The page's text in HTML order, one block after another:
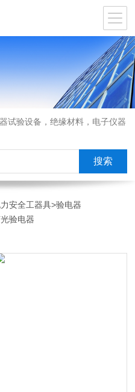
试验设备，绝缘材料，电子仪器
安全工器具>验电器
验电器